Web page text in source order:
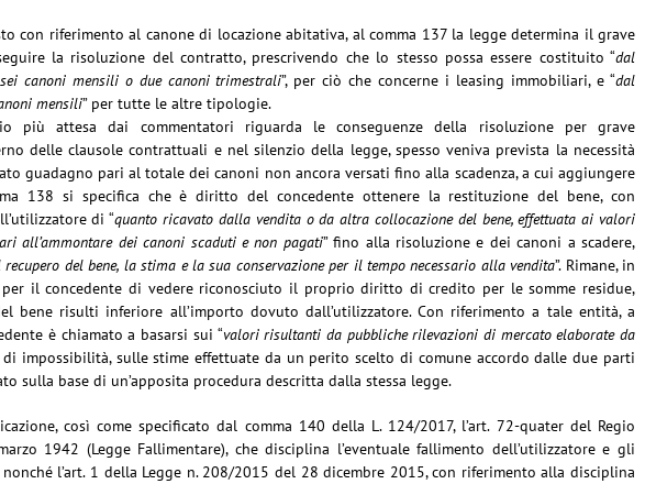
con riferimento al canone di locazione abitativa, al comma 137 la legge determina il grave
la risoluzione del contratto, prescrivendo che lo stesso possa essere costituito “dal
canoni mensili o due canoni trimestrali”, per ciò che concerne i leasing immobiliari, e “dal
mensili” per tutte le altre tipologie.
più attesa dai commentatori riguarda le conseguenze della risoluzione per grave
delle clausole contrattuali e nel silenzio della legge, spesso veniva prevista la necessità
guadagno pari al totale dei canoni non ancora versati fino alla scadenza, a cui aggiungere
138 si specifica che è diritto del concedente ottenere la restituzione del bene, con
di “quanto ricavato dalla vendita o da altra collocazione del bene, effettuata ai valori
all’ammontare dei canoni scaduti e non pagati” fino alla risoluzione e dei canoni a scadere,
del bene, la stima e la sua conservazione per il tempo necessario alla vendita”. Rimane, in
il concedente di vedere riconosciuto il proprio diritto di credito per le somme residue,
bene risulti inferiore all’importo dovuto dall’utilizzatore. Con riferimento a tale entità, a
è chiamato a basarsi sui “valori risultanti da pubbliche rilevazioni di mercato elaborate da
di impossibilità, sulle stime effettuate da un perito scelto di comune accordo dalle due parti
sulla base di un’apposita procedura descritta dalla stessa legge.
così come specificato dal comma 140 della L. 124/2017, l’art. 72-quater del Regio
1942 (Legge Fallimentare), che disciplina l’eventuale fallimento dell’utilizzatore e gli
l’art. 1 della Legge n. 208/2015 del 28 dicembre 2015, con riferimento alla disciplina